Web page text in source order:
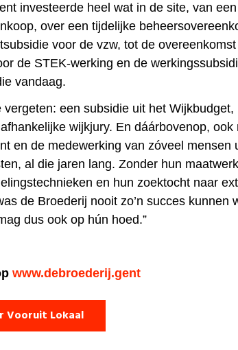
investeerde heel wat in de site, van
over een tijdelijke
voor de vzw, tot de
de STEK-werking en de
vandaag.
vergeten: een subsidie uit het Wijkbudget,
wijkjury. En dáárbovenop, ook
en de medewerking van zóveel mensen
al die jaren lang. Zonder hun
en hun zoektocht naar
de Broederij nooit zo’n succes kunnen
dus ook op hún hoed.”
www.debroederij.gent
Vooruit Lokaal